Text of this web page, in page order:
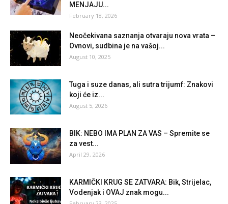
MENJAJU...
February 18, 2026
Neočekivana saznanja otvaraju nova vrata –
Ovnovi, sudbina je na vašoj...
August 10, 2025
Tuga i suze danas, ali sutra trijumf: Znakovi
koji će iz...
August 5, 2026
BIK: NEBO IMA PLAN ZA VAS – Spremite se
za vest...
April 29, 2026
KARMIČKI KRUG SE ZATVARA: Bik, Strijelac,
Vodenjak i OVAJ znak mogu...